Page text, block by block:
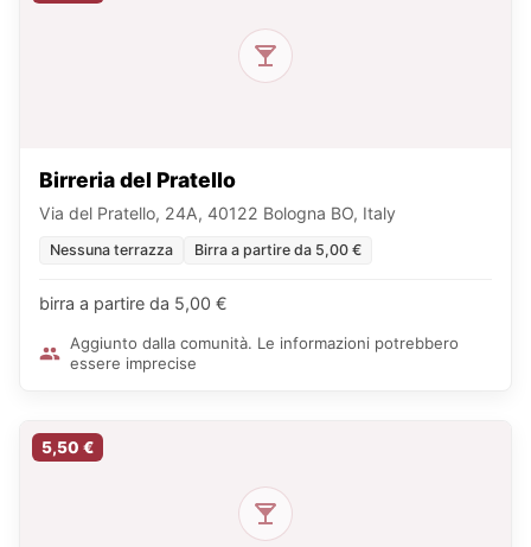
Birreria del Pratello
Via del Pratello, 24A, 40122 Bologna BO, Italy
Nessuna terrazza Birra a partire da 5,00 €
birra a partire da 5,00 €
Aggiunto dalla comunità. Le informazioni potrebbero
essere imprecise
5,50 €